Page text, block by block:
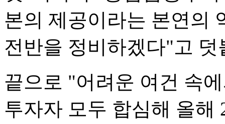
본의 제공이라는 본연의
전반을 정비하겠다"고 덧
끝으로 "어려운 여건 속
투자자 모두 합심해 올해